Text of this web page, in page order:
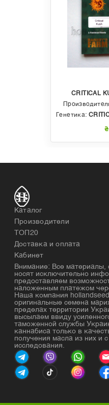
CRITICAL
Генетика:
Каталог
Производители
ТОП20
Доставка и оплата
Кабинет
Внимание: Все материалы,
носят исключительно
предоставляем
наложенным платежом
Наша компания
оригинальные семена
пределах территории
высылаем ввиду
таможенной службы
каннабиса только в
получения масла из них и
исследования.